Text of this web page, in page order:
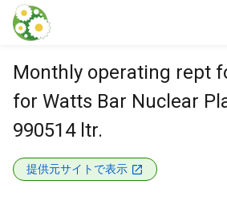
本文に飛ぶ
Monthly operating rept
for Watts Bar Nuclear
990514 ltr.
提供元サイトで表示